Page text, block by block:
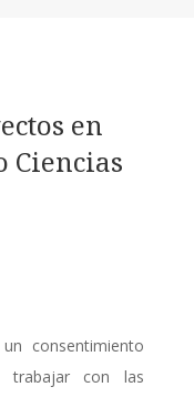
en
Ciencias
consentimiento
trabajar con las